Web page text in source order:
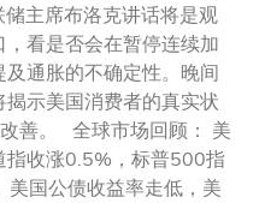
主席布洛克讲话将是观
看是否会在暂停连续加
通胀的不确定性。晚间
示美国消费者的真实状
善。 全球市场回顾： 美
指收涨0.5%，标普500指
国公债收益率走低，美